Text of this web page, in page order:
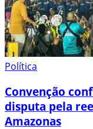
Política
Convenção
disputa pela
Amazonas